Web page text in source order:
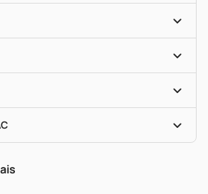
Brasil
(PBM)